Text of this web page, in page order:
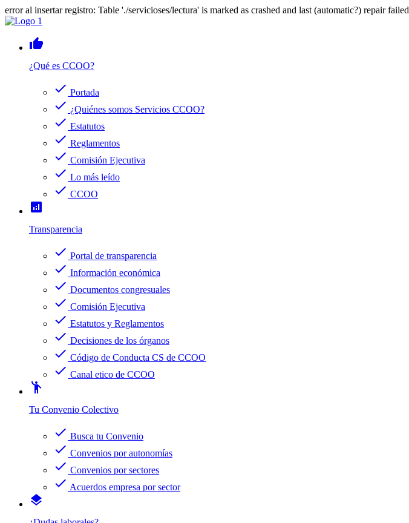
error al insertar registro: Table './servicioses/lectura' is marked as crashed and last (automatic?) repair failed
thumb_up
¿Qué es CCOO?
check Portada
check ¿Quiénes somos Servicios CCOO?
check Estatutos
check Reglamentos
check Comisión Ejecutiva
check Lo más leído
check CCOO
analytics
Transparencia
check Portal de transparencia
check Información económica
check Documentos congresuales
check Comisión Ejecutiva
check Estatutos y Reglamentos
check Decisiones de los órganos
check Código de Conducta CS de CCOO
check Canal etico de CCOO
emoji_people
Tu Convenio Colectivo
check Busca tu Convenio
check Convenios por autonomías
check Convenios por sectores
check Acuerdos empresa por sector
layers